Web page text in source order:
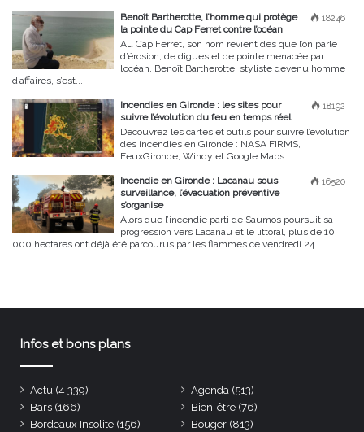
18246
Benoît Bartherotte, l’homme qui protège
la pointe du Cap Ferret contre l’océan
Au Cap Ferret, son nom revient dès que l’on parle
d’érosion, de digues et de pointe menacée par
l’océan. Benoît Bartherotte, styliste devenu homme
d’affaires, s’est...
18192
Incendies en Gironde : les sites pour
suivre l’évolution du feu en temps réel
Découvrez les cartes et outils pour suivre l’évolution
des incendies en Gironde : NASA FIRMS,
FeuxGironde, Windy et Google Maps.
16520
Incendie en Gironde : Lacanau sous
surveillance, l’évacuation préventive
s’organise
Alors que l’incendie parti de Saumos poursuit sa
progression vers Lacanau et le littoral, plus de 10
000 hectares ont déjà été parcourus par les flammes ce vendredi 24...
Infos et bons plans
Actu (4 339) Agenda (513)
Bars (166) Bien-être (76)
Bordeaux Insolite (156) Bouger (813)